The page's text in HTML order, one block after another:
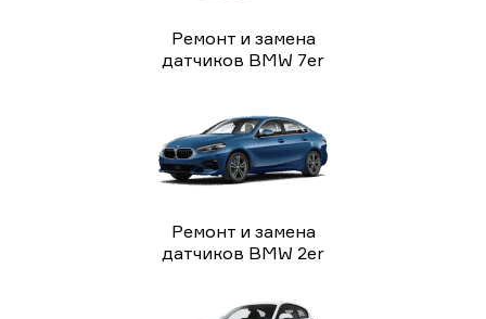
Ремонт и замена
датчиков BMW 7er
Ремонт и замена
датчиков BMW 2er